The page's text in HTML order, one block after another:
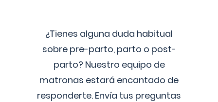
¿Tienes alguna duda habitual
sobre pre-parto, parto o post-
parto? Nuestro equipo de
matronas estará encantado de
responderte. Envía tus preguntas